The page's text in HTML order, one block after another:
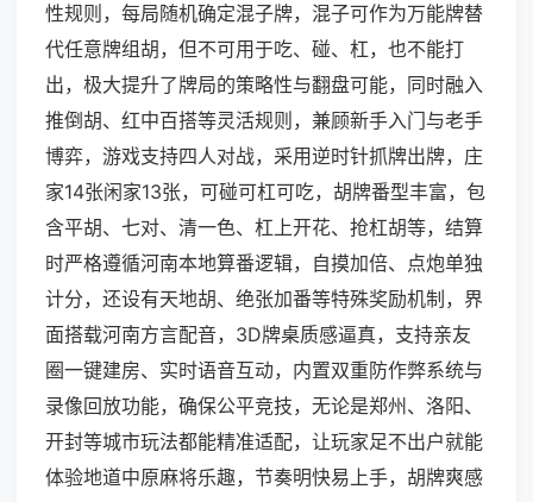
性规则，每局随机确定混子牌，混子可作为万能牌替
代任意牌组胡，但不可用于吃、碰、杠，也不能打
出，极大提升了牌局的策略性与翻盘可能，同时融入
推倒胡、红中百搭等灵活规则，兼顾新手入门与老手
博弈，游戏支持四人对战，采用逆时针抓牌出牌，庄
家14张闲家13张，可碰可杠可吃，胡牌番型丰富，包
含平胡、七对、清一色、杠上开花、抢杠胡等，结算
时严格遵循河南本地算番逻辑，自摸加倍、点炮单独
计分，还设有天地胡、绝张加番等特殊奖励机制，界
面搭载河南方言配音，3D牌桌质感逼真，支持亲友
圈一键建房、实时语音互动，内置双重防作弊系统与
录像回放功能，确保公平竞技，无论是郑州、洛阳、
开封等城市玩法都能精准适配，让玩家足不出户就能
体验地道中原麻将乐趣，节奏明快易上手，胡牌爽感